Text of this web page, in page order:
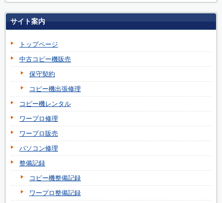
サイト案内
トップページ
中古コピー機販売
保守契約
コピー機出張修理
コピー機レンタル
ワープロ修理
ワープロ販売
パソコン修理
整備記録
コピー機整備記録
ワープロ整備記録